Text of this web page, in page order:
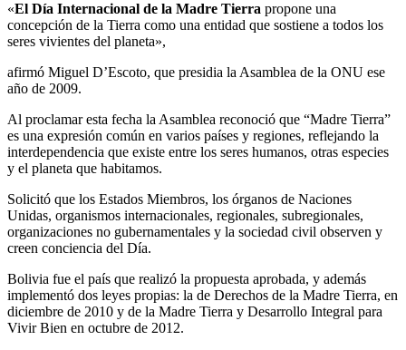
«El Día Internacional de la Madre Tierra propone una
concepción de la Tierra como una entidad que sostiene a todos los
seres vivientes del planeta»,
afirmó Miguel D’Escoto, que presidia la Asamblea de la ONU ese
año de 2009.
Al proclamar esta fecha la Asamblea reconoció que “Madre Tierra”
es una expresión común en varios países y regiones, reflejando la
interdependencia que existe entre los seres humanos, otras especies
y el planeta que habitamos.
Solicitó que los Estados Miembros, los órganos de Naciones
Unidas, organismos internacionales, regionales, subregionales,
organizaciones no gubernamentales y la sociedad civil observen y
creen conciencia del Día.
Bolivia fue el país que realizó la propuesta aprobada, y además
implementó dos leyes propias: la de Derechos de la Madre Tierra, en
diciembre de 2010 y de la Madre Tierra y Desarrollo Integral para
Vivir Bien en octubre de 2012.